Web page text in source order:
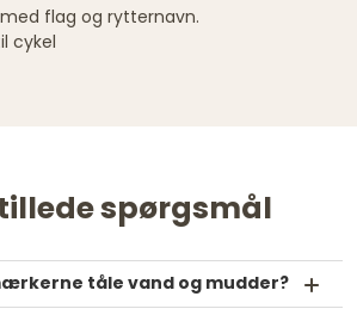
flag og rytternavn.
cykel
spørgsmål
tåle vand og mudder?